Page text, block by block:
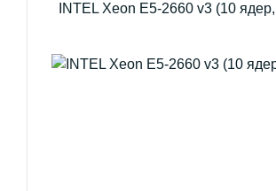
INTEL Xeon E5-2660 v3 (10